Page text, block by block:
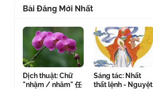
Bài Đăng Mới Nhất
Dịch thuật: Chữ
"nhậm / nhâm" 任
Sáng tác: Nhất
thất lệnh - Nguyệt